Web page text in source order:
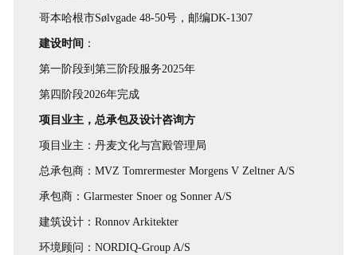
哥本哈根市Sølvgade 48-50号，邮编DK-1307
建设时间 ：
第一阶段到第三阶段服务2025年
第四阶段2026年完成
项目业主，总承包及设计咨询方
项目业主：丹麦文化与宫殿管理局
总承包商：MVZ Tomrermester Morgens V Zeltner A/S
承包商：Glarmester Snoer og Sonner A/S
建筑设计：Ronnov Arkitekter
环境顾问：NORDIQ-Group A/S